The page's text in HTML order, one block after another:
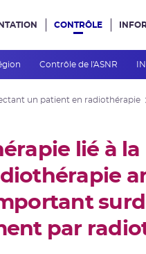
le siteCONTRÔLE
Contrôle de l'ASNR
un patient en radiothérapie
lié à la
par